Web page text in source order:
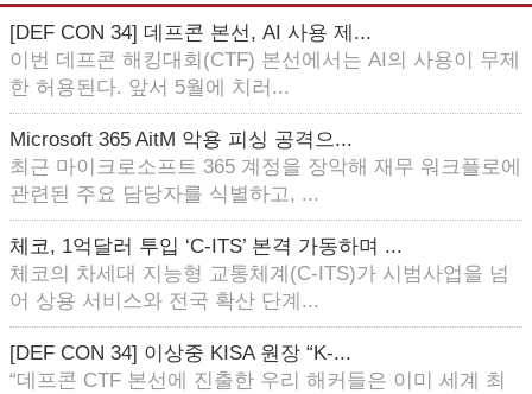
[DEF CON 34] 데프콘 본선, AI 사용 제...
이번 데프콘 해킹대회(CTF) 본선에서는 AI의 사용이 무제
한 허용된다. 앞서 5월에 치러...
Microsoft 365 AitM 악용 피싱 공격으...
최근 마이크로소프트 365 계정을 장악해 재무 워크플로에
관련된 주요 담당자를 식별하고, ...
체코, 1억달러 투입 ‘C-ITS’ 본격 가동하며 ...
체코의 차세대 지능형 교통체계(C-ITS)가 시범사업을 넘
어 상용 서비스와 전국 확산 단계...
[DEF CON 34] 이상중 KISA 원장 “K-...
“데프콘 CTF 본선에 진출한 우리 해커들은 이미 세계 최